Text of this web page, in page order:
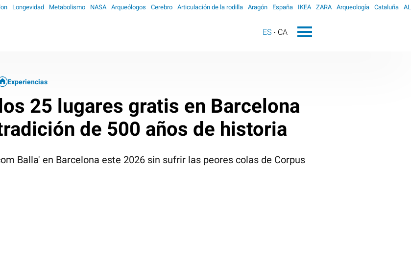
Longevidad Metabolismo NASA Arqueólogos Cerebro Articulación de la rodilla Aragón España IKEA ZARA Arqueología Cataluña
ES CA
Experiencias
25 lugares gratis en Barcelona
de 500 años de historia
Balla' en Barcelona este 2026 sin sufrir las peores colas de Corpus